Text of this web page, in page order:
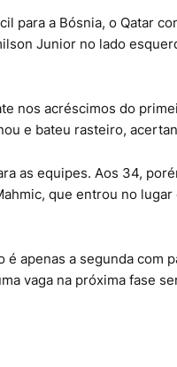
para a Bósnia, o Qatar
Junior no lado
nos acréscimos do
e bateu rasteiro,
as equipes. Aos 34,
que entrou no
é apenas a segunda com
vaga na próxima fase